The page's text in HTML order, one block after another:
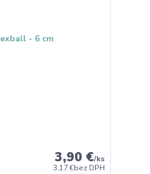
3,90 €/ks
3,17 €bez DPH